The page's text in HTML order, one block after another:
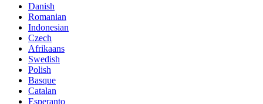
Danish
Romanian
Indonesian
Czech
Afrikaans
Swedish
Polish
Basque
Catalan
Esperanto